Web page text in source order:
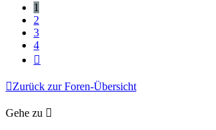
1
2
3
4
Zurück zur Foren-Übersicht
Gehe zu